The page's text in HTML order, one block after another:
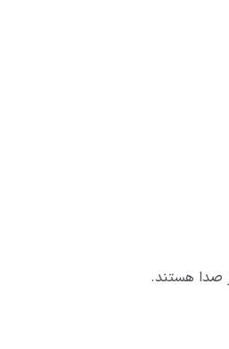
صدا هستند.